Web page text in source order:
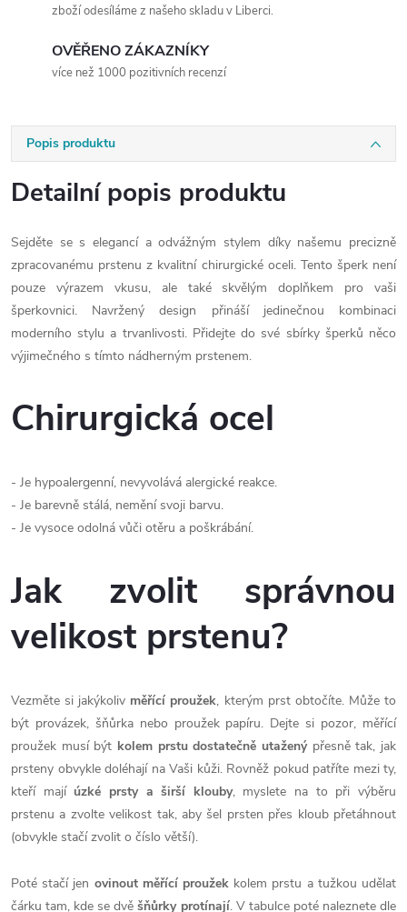
zboží odesíláme z našeho skladu v Liberci.
OVĚŘENO ZÁKAZNÍKY
více než 1000 pozitivních recenzí
Popis produktu
Detailní popis produktu
Sejděte se s elegancí a odvážným stylem díky našemu precizně
zpracovanému prstenu z kvalitní chirurgické oceli. Tento šperk není
pouze výrazem vkusu, ale také skvělým doplňkem pro vaši
šperkovnici. Navržený design přináší jedinečnou kombinaci
moderního stylu a trvanlivosti. Přidejte do své sbírky šperků něco
výjimečného s tímto nádherným prstenem.
Chirurgická ocel
- Je hypoalergenní, nevyvolává alergické reakce.
- Je barevně stálá, nemění svoji barvu.
- Je vysoce odolná vůči otěru a poškrábání.
Jak zvolit správnou
velikost prstenu?
Vezměte si jakýkoliv měřící proužek, kterým prst obtočíte. Může to
být provázek, šňůrka nebo proužek papíru. Dejte si pozor, měřící
proužek musí být kolem prstu dostatečně utaženýpřesně tak, jak
prsteny obvykle doléhají na Vaši kůži. Rovněž pokud patříte mezi ty,
kteří mají úzké prsty a širší klouby, myslete na to při výběru
prstenu a zvolte velikost tak, aby šel prsten přes kloub přetáhnout
(obvykle stačí zvolit o číslo větší).
Poté stačí jen ovinout měřící proužek kolem prstu a tužkou udělat
čárku tam, kde se dvěšňůrky protínají. V tabulce poté naleznete dle